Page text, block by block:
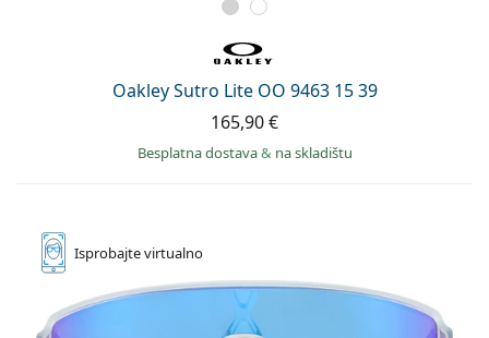
Oakley Sutro Lite OO 9463 15 39
165,90 €
Besplatna dostava& na skladištu
Isprobajtevirtualno